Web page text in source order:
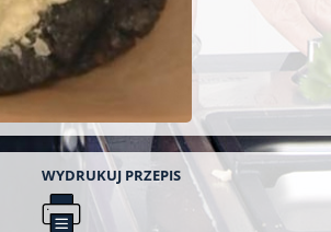
WYDRUKUJ PRZEPIS